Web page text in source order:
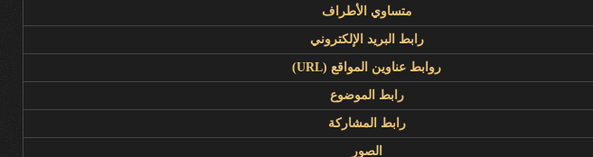
متساوي الأطراف
رابط البريد الإلكتروني
روابط عناوين المواقع (URL)
رابط الموضوع
رابط المشاركة
الصور